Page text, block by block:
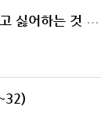
인간 마음의 죄: 하나님을 미워하고 싫어하는 것 (롬 1:18~32)